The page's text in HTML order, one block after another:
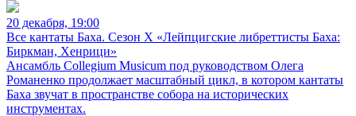
20 декабря, 19:00
Все кантаты Баха. Сезон X «Лейпцигские либреттисты Баха:
Биркман, Хенрици»
Ансамбль Collegium Musicum под руководством Олега
Романенко продолжает масштабный цикл, в котором кантаты
Баха звучат в пространстве собора на исторических
инструментах.